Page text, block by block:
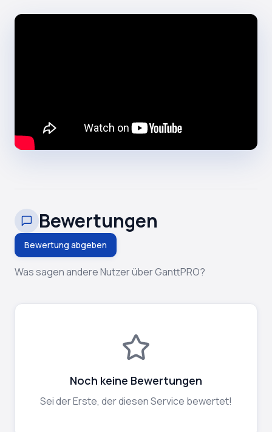
Bewertungen
Bewertung abgeben
Was sagen andere Nutzer über GanttPRO?
Noch keine Bewertungen
Sei der Erste, der diesen Service bewertet!